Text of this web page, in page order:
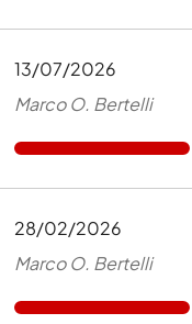
13/07/2026
Marco O. Bertelli
28/02/2026
Marco O. Bertelli